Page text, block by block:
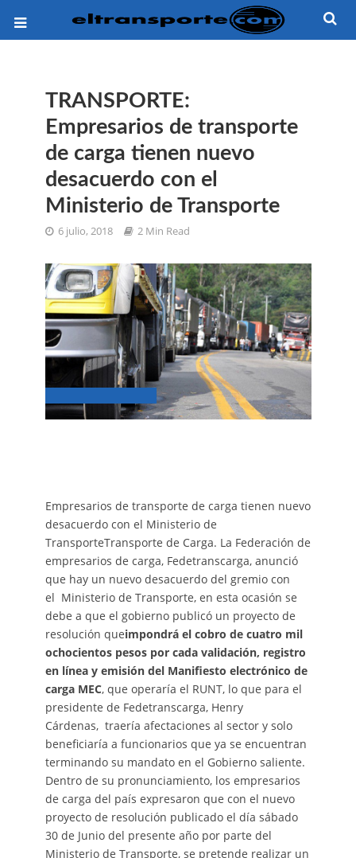
TRANSPORTE:
Empresarios de transporte
de carga tienen nuevo
desacuerdo con el
Ministerio de Transporte
6 julio, 2018 2 Min Read
Empresarios de transporte de carga tienen nuevo
desacuerdo con el Ministerio de
TransporteTransporte de Carga. La Federación de
empresarios de carga, Fedetranscarga, anunció
que hay un nuevo desacuerdo del gremio con
el Ministerio de Transporte, en esta ocasión se
debe a que el gobierno publicó un proyecto de
resolución queimpondrá el cobro de cuatro mil
ochocientos pesos por cada validación, registro
en línea y emisión del Manifiesto electrónico de
carga MEC, que operaría el RUNT, lo que para el
presidente de Fedetranscarga, Henry
Cárdenas, traería afectaciones al sector y solo
beneficiaría a funcionarios que ya se encuentran
terminando su mandato en el Gobierno saliente.
Dentro de su pronunciamiento, los empresarios
de carga del país expresaron que con el nuevo
proyecto de resolución publicado el día sábado
30 de Junio del presente año por parte del
Ministerio de Transporte, se pretende realizar un